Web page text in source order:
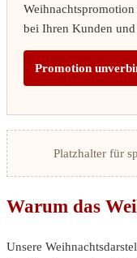
bei Ihren Kunden und
Promotion
Platzhalter für
Warum das
Unsere